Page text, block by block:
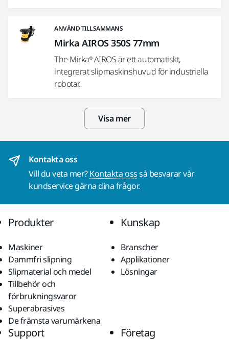
ANVÄND TILLSAMMANS
Mirka AIROS 350S 77mm
The Mirka® AIROS är ett automatiskt,
integrerat slipmaskinshuvud för industriella
robotar.
Visa mer
Kontakta oss
Vill du veta mer?Kontakta ossså besvarar vår
kundservice gärna dina frågor.
Produkter
Maskiner
Dammfri slipning
Slipmaterial och medel
Tillbehör och
förbrukningsvaror
Superabrasives
De främsta varumärkena
Kunskap
Branscher
Applikationer
Lösningar
Support Företag